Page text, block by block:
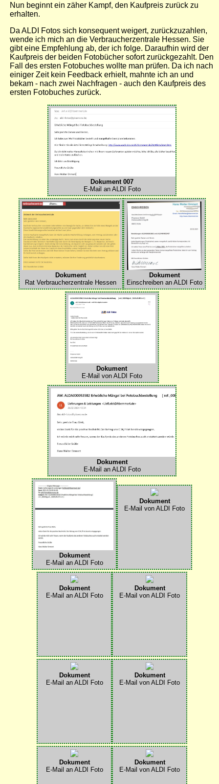
Nun beginnt ein zäher Kampf, den Kaufpreis zurück zu
erhalten.
Da ALDI Fotos sich konsequent weigert, zurückzuzahlen,
wende ich mich an die Verbraucherzentrale Hessen. Sie
gibt eine Empfehlung ab, der ich folge. Daraufhin wird der
Kaufpreis der beiden Fotobücher sofort zurückgezahlt. Den
Fall des ersten Fotobuches wollte man prüfen. Da ich nach
einiger Zeit kein Feedback erhielt, mahnte ich an und
bekam - nach zwei Nachfragen - auch den Kaufpreis des
ersten Fotobuches zurück.
Dokument 007
E-Mail an ALDI Foto
Dokument
Rat Verbraucherzentrale Hessen
Dokument
Einschreiben an ALDI Foto
Dokument
E-Mail von ALDI Foto
Dokument
E-Mail an ALDI Foto
Dokument
E-Mail an ALDI Foto
Dokument
E-Mail von ALDI Foto
Dokument
E-Mail an ALDI Foto
Dokument
E-Mail von ALDI Foto
Dokument
E-Mail an ALDI Foto
Dokument
E-Mail von ALDI Foto
Dokument
E-Mail an ALDI Foto
Dokument
E-Mail von ALDI Foto